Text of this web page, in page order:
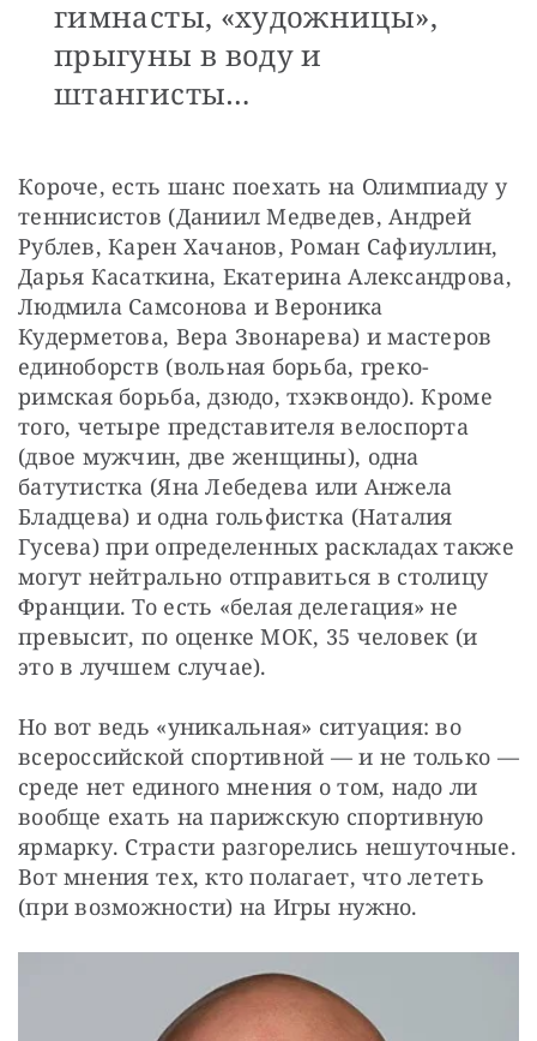
гимнасты, «художницы»,
прыгуны в воду и
штангисты…
Короче, есть шанс поехать на Олимпиаду у
теннисистов (Даниил Медведев, Андрей
Рублев, Карен Хачанов, Роман Сафиуллин,
Дарья Касаткина, Екатерина Александрова,
Людмила Самсонова и Вероника
Кудерметова, Вера Звонарева) и мастеров
единоборств (вольная борьба, греко-
римская борьба, дзюдо, тхэквондо). Кроме
того, четыре представителя велоспорта
(двое мужчин, две женщины), одна
батутистка (Яна Лебедева или Анжела
Бладцева) и одна гольфистка (Наталия
Гусева) при определенных раскладах также
могут нейтрально отправиться в столицу
Франции. То есть «белая делегация» не
превысит, по оценке МОК, 35 человек (и
это в лучшем случае).
Но вот ведь «уникальная» ситуация: во
всероссийской спортивной — и не только —
среде нет единого мнения о том, надо ли
вообще ехать на парижскую спортивную
ярмарку. Страсти разгорелись нешуточные.
Вот мнения тех, кто полагает, что лететь
(при возможности) на Игры нужно.